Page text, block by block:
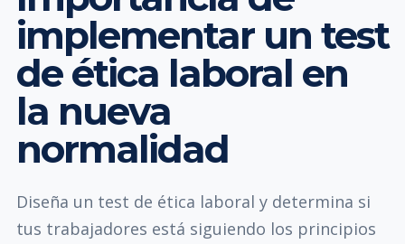
implementar un test
de ética laboral en
la nueva
normalidad
Diseña un test de ética laboral y determina si
tus trabajadores está siguiendo los principios